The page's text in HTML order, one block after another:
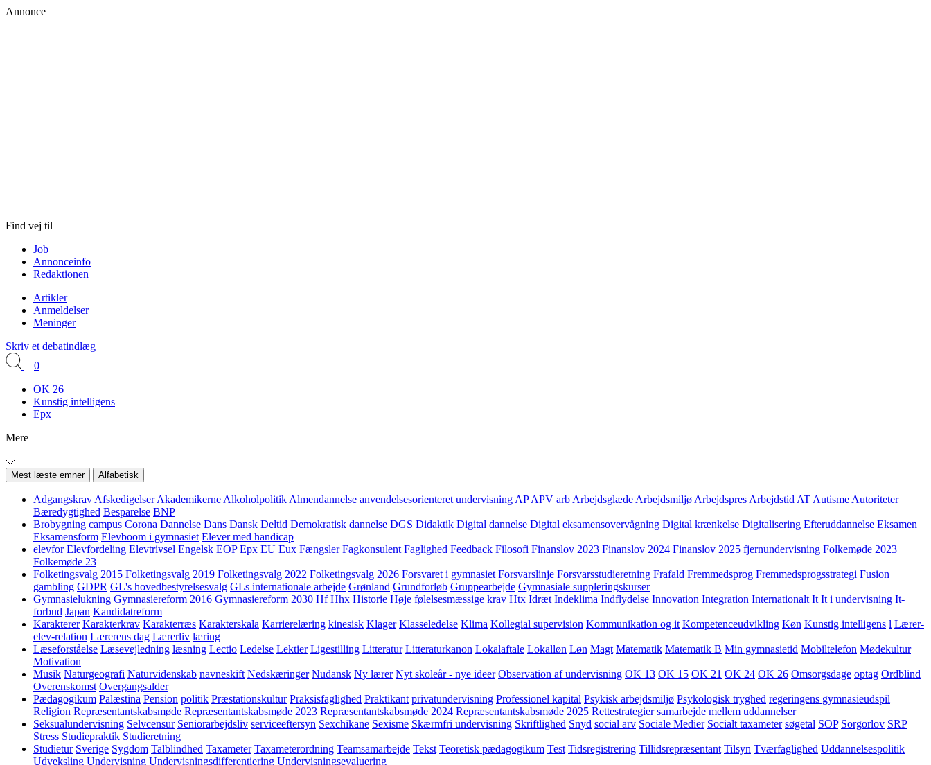
Annonce
Find vej til
Job
Annonceinfo
Redaktionen
Artikler
Anmeldelser
Meninger
Skriv et debatindlæg
0
OK 26
Kunstig intelligens
Epx
Mere
Mest læste emner Alfabetisk
Adgangskrav Afskedigelser Akademikerne Alkoholpolitik Almendannelse anvendelsesorienteret undervisning AP APV arb Arbejdsglæde Arbejdsmiljø Arbejdspres Arbejdstid AT Autisme Autoriteter
Bæredygtighed Besparelse BNP
Brobygning campus Corona Dannelse Dans Dansk Deltid Demokratisk dannelse DGS Didaktik Digital dannelse Digital eksamensovervågning Digital krænkelse Digitalisering Efteruddannelse Eksamen
Eksamensform Elevboom i gymnasiet Elever med handicap
elevfor Elevfordeling Elevtrivsel Engelsk EOP Epx EU Eux Fængsler Fagkonsulent Faglighed Feedback Filosofi Finanslov 2023 Finanslov 2024 Finanslov 2025 fjernundervisning Folkemøde 2023
Folkemøde 23
Folketingsvalg 2015 Folketingsvalg 2019 Folketingsvalg 2022 Folketingsvalg 2026 Forsvaret i gymnasiet Forsvarslinje Forsvarsstudieretning Frafald Fremmedsprog Fremmedsprogsstrategi Fusion
gambling GDPR GL's hovedbestyrelsesvalg GLs internationale arbejde Grønland Grundforløb Gruppearbejde Gymnasiale suppleringskurser
Gymnasielukning Gymnasiereform 2016 Gymnasiereform 2030 Hf Hhx Historie Høje følelsesmæssige krav Htx Idræt Indeklima Indflydelse Innovation Integration Internationalt It It i undervisning It-
forbud Japan Kandidatreform
Karakterer Karakterkrav Karakterræs Karakterskala Karrierelæring kinesisk Klager Klasseledelse Klima Kollegial supervision Kommunikation og it Kompetenceudvikling Køn Kunstig intelligens l Lærer-
elev-relation Lærerens dag Lærerliv læring
Læseforståelse Læsevejledning læsning Lectio Ledelse Lektier Ligestilling Litteratur Litteraturkanon Lokalaftale Lokalløn Løn Magt Matematik Matematik B Min gymnasietid Mobiltelefon Mødekultur
Motivation
Musik Naturgeografi Naturvidenskab navneskift Nedskæringer Nudansk Ny lærer Nyt skoleår - nye ideer Observation af undervisning OK 13 OK 15 OK 21 OK 24 OK 26 Omsorgsdage optag Ordblind
Overenskomst Overgangsalder
Pædagogikum Palæstina Pension politik Præstationskultur Praksisfaglighed Praktikant privatundervisning Professionel kapital Psykisk arbejdsmiljø Psykologisk tryghed regeringens gymnasieudspil
Religion Repræsentantskabsmøde Repræsentantskabsmøde 2023 Repræsentantskabsmøde 2024 Repræsentantskabsmøde 2025 Rettestrategier samarbejde mellem uddannelser
Seksualundervisning Selvcensur Seniorarbejdsliv serviceeftersyn Sexchikane Sexisme Skærmfri undervisning Skriftlighed Snyd social arv Sociale Medier Socialt taxameter søgetal SOP Sorgorlov SRP
Stress Studiepraktik Studieretning
Studietur Sverige Sygdom Talblindhed Taxameter Taxameterordning Teamsamarbejde Tekst Teoretisk pædagogikum Test Tidsregistrering Tillidsrepræsentant Tilsyn Tværfaglighed Uddannelsespolitik
Udveksling Undervisning Undervisningsdifferentiering Undervisningsevaluering